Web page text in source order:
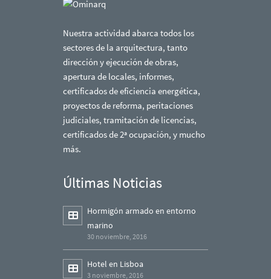
Nuestra actividad abarca todos los
sectores de la arquitectura, tanto
dirección y ejecución de obras,
apertura de locales, informes,
certificados de eficiencia energética,
proyectos de reforma, peritaciones
judiciales, tramitación de licencias,
certificados de 2ª ocupación, y mucho
más.
Últimas Noticias
Hormigón armado en entorno
marino
30 noviembre, 2016
Hotel en Lisboa
3 noviembre, 2016